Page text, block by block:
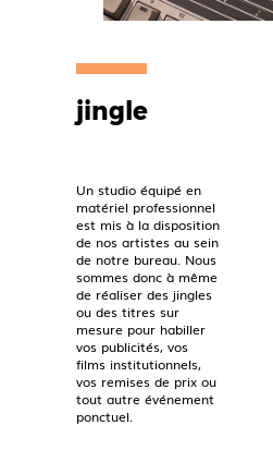
jingle
Un studio équipé en
matériel professionnel
est mis à la disposition
de nos artistes au sein
de notre bureau. Nous
sommes donc à même
de réaliser des jingles
ou des titres sur
mesure pour habiller
vos publicités, vos
films institutionnels,
vos remises de prix ou
tout autre événement
ponctuel.